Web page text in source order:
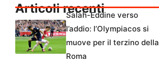
Articoli recenti
Salah-Eddine verso
l’addio: l’Olympiacos si
muove per il terzino della
Roma